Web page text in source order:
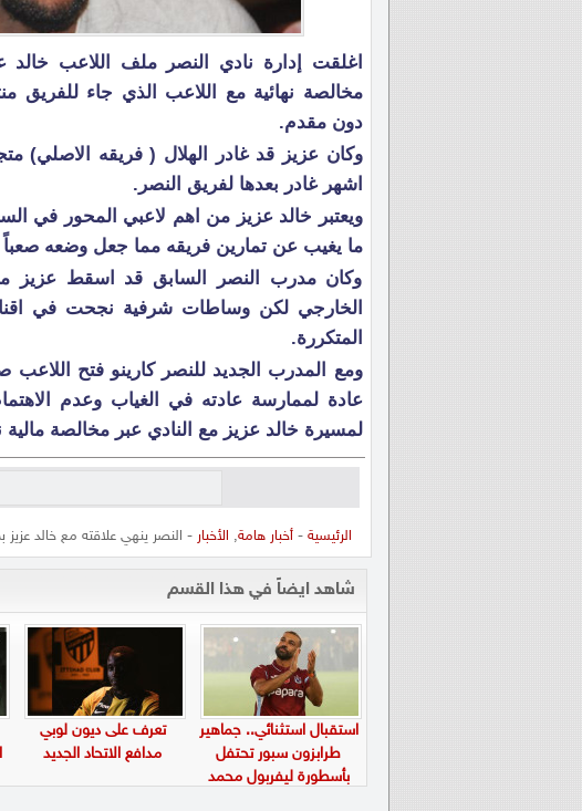
اغلقت إدارة نادي النصر ملف اللاعب
مخالصة نهائية مع اللاعب الذي جاء
دون مقدم.
اشهر غادر بعدها لفريق النصر.
ويعتبر خالد عزيز من اهم لاعبي المحور في
ما يغيب عن تمارين فريقه مما جعل وضعه صعباً
وكان مدرب النصر السابق قد اسقط عزيز
الخارجي لكن وساطات شرفية نجحت في
المتكررة.
ومع المدرب الجديد للنصر كارينو فتح اللاعب
عادة لممارسة عادته في الغياب وعدم
لمسيرة خالد عزيز مع النادي عبر مخالصة مالية
الرئيسية -أخبار هامة, الأخبار - النصر ينهي علاقته مع خالد عزيز
شاهد ايضاً في هذا القسم
استقبال استثنائي.. جماهير
طرابزون سبور تحتفل
بأسطورة ليفربول محمد
تعرف على ديون لوبي
مدافع الاتحاد الجديد